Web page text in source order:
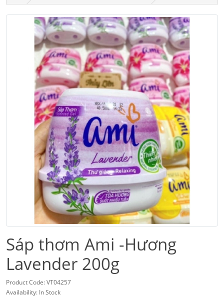
Sáp thơm Ami -Hương
Lavender 200g
Product Code: VT04257
Availability: In Stock